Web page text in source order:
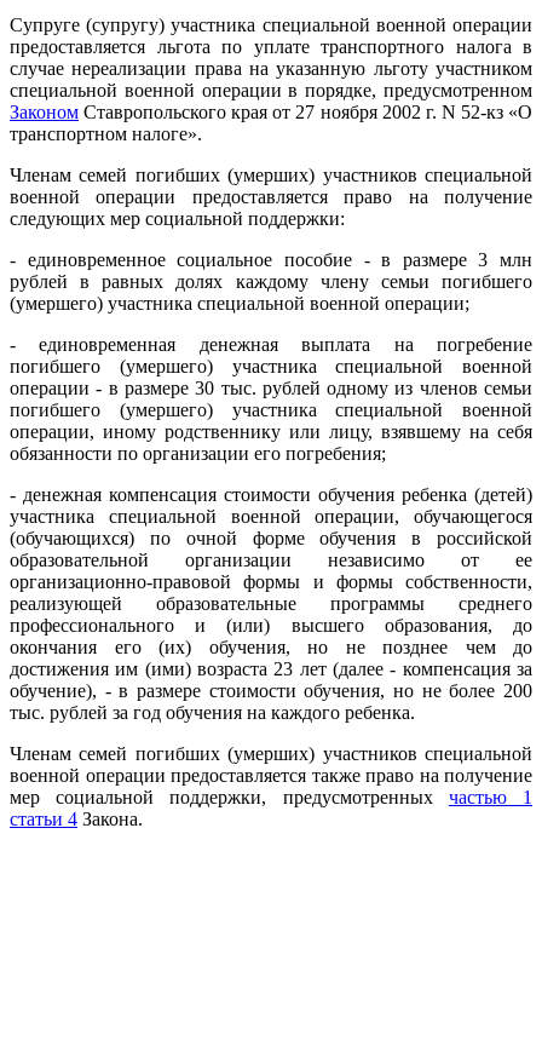
Супруге (супругу) участника специальной военной операции
предоставляется льгота по уплате транспортного налога в
случае нереализации права на указанную льготу участником
специальной военной операции в порядке, предусмотренном
Законом Ставропольского края от 27 ноября 2002 г. N 52-кз «О
транспортном налоге».
Членам семей погибших (умерших) участников специальной
военной операции предоставляется право на получение
следующих мер социальной поддержки:
- единовременное социальное пособие - в размере 3 млн
рублей в равных долях каждому члену семьи погибшего
(умершего) участника специальной военной операции;
- единовременная денежная выплата на погребение
погибшего (умершего) участника специальной военной
операции - в размере 30 тыс. рублей одному из членов семьи
погибшего (умершего) участника специальной военной
операции, иному родственнику или лицу, взявшему на себя
обязанности по организации его погребения;
- денежная компенсация стоимости обучения ребенка (детей)
участника специальной военной операции, обучающегося
(обучающихся) по очной форме обучения в российской
образовательной организации независимо от ее
организационно-правовой формы и формы собственности,
реализующей образовательные программы среднего
профессионального и (или) высшего образования, до
окончания его (их) обучения, но не позднее чем до
достижения им (ими) возраста 23 лет (далее - компенсация за
обучение), - в размере стоимости обучения, но не более 200
тыс. рублей за год обучения на каждого ребенка.
Членам семей погибших (умерших) участников специальной
военной операции предоставляется также право на получение
мер социальной поддержки, предусмотренных частью 1
статьи 4 Закона.